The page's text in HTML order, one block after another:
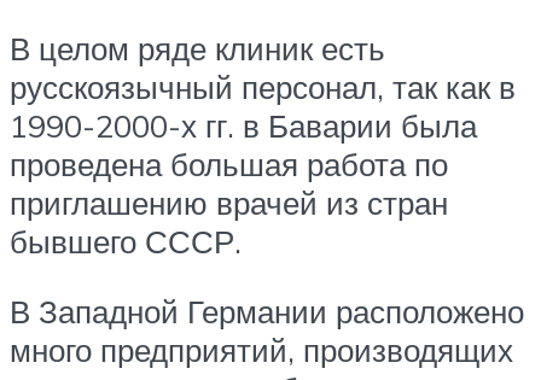
В целом ряде клиник есть
русскоязычный персонал, так как в
1990-2000-х гг. в Баварии была
проведена большая работа по
приглашению врачей из стран
бывшего СССР.
В Западной Германии расположено
много предприятий, производящих